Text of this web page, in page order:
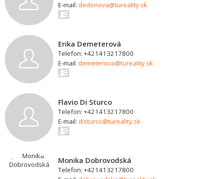
E-mail: dedonova@tureality.sk
Erika Demeterová
Telefon: +421413217800
E-mail: demeterova@tureality.sk
Flavio Di Sturco
Telefon: +421413217800
E-mail: disturco@tureality.sk
Monika Dobrovodská
Telefon: +421413217800